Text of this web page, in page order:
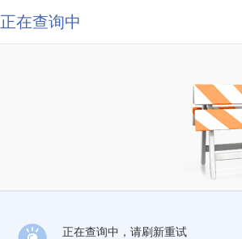
正在查询中
正在查询中，请刷新重试